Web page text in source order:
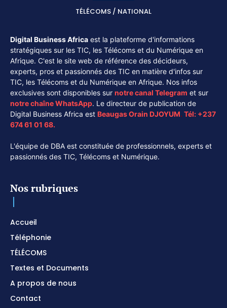
TÉLÉCOMS / NATIONAL
Digital Business Africa est la plateforme d'informations
stratégiques sur les TIC, les Télécoms et du Numérique en
Afrique. C'est le site web de référence des décideurs,
experts, pros et passionnés des TIC en matière d'infos sur
TIC, les Télécoms et du Numérique en Afrique. Nos infos
exclusives sont disponibles sur notre canal Telegram et sur
notre chaîneWhatsApp. Le directeur de publication de
Digital Business Africa est Beaugas Orain DJOYUM. Tél: +237
674 61 01 68.
L'équipe de DBA est constituée de professionnels, experts et
passionnés des TIC, Télécoms et Numérique.
Nos rubriques
Accueil
Téléphonie
TÉLÉCOMS
Textes et Documents
A propos de nous
Contact